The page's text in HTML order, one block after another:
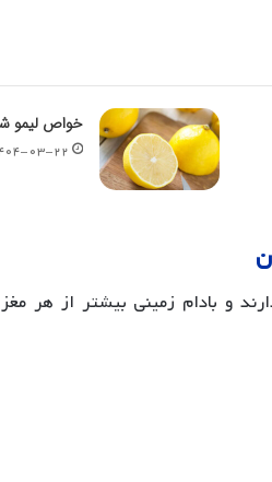
خواص لیمو
۱۴۰۴-۰۳-
و بادام زمینی بیشتر از هر